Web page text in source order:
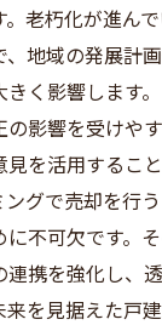
老朽化が進ん
、地域の発展計
く影響します
影響を受けや
を活用するこ
ングで売却を行
不可欠です。
連携を強化し、
を見据えた戸